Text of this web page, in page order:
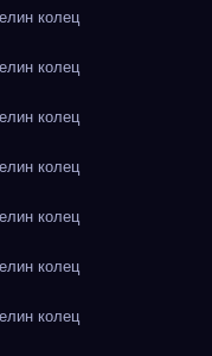
колец
колец
колец
колец
колец
колец
колец